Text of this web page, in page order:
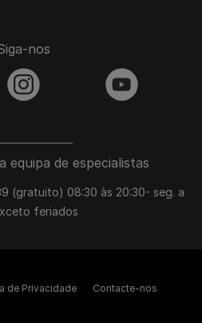
equipa de especialistas
(gratuito) 08:30 às 20:30- seg. a
feriados
nos
instagram youtube
de Privacidade Contacte-nos